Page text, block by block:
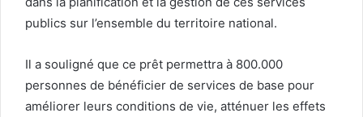
publics sur l’ensemble du territoire national.
Il a souligné que ce prêt permettra à 800.000
personnes de bénéficier de services de base pour
améliorer leurs conditions de vie, atténuer les effets